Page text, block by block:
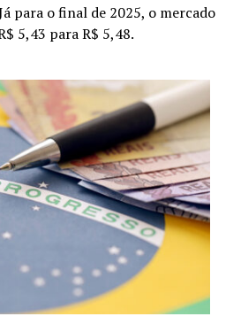
para o final de 2025, o mercado
5,43 para R$ 5,48.